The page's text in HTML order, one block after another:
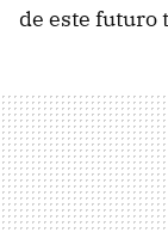
de este futuro